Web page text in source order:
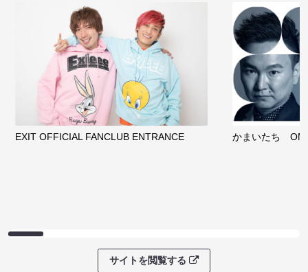
EXIT OFFICIAL FANCLUB ENTRANCE かまいたち
サイトを閲覧する